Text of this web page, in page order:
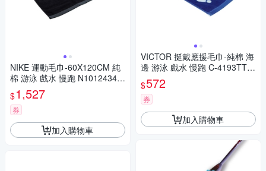
NIKE 運動毛巾-60X120CM 純
棉 游泳 戲水 慢跑 N10124340
46LG 黑深灰
$1,527
券
加入購物車
VICTOR 挺戴應援毛巾-純棉 海
邊 游泳 戲水 慢跑 C-4193TTB
藍白水藍
$572
券
加入購物車